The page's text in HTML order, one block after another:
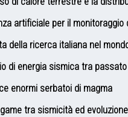
artificiale per il
della ricerca italiana nel
di energia sismica tra
enormi serbatoi di magma
tra sismicità ed